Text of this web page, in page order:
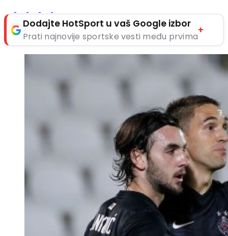
Dodajte HotSport u vaš Google izbor
Prati najnovije sportske vesti među prvima
+